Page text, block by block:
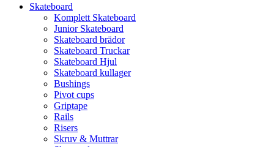
Skateboard
Komplett Skateboard
Junior Skateboard
Skateboard brädor
Skateboard Truckar
Skateboard Hjul
Skateboard kullager
Bushings
Pivot cups
Griptape
Rails
Risers
Skruv & Muttrar